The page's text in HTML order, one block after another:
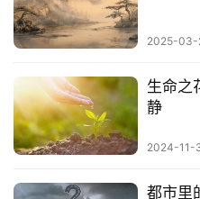
未明之势，不可臆也。彰显
无势不尊，无智非达。迫人
受于天，人难及也。求于贤
也。
2025-03-
生命之
静
2024-11-
都市里